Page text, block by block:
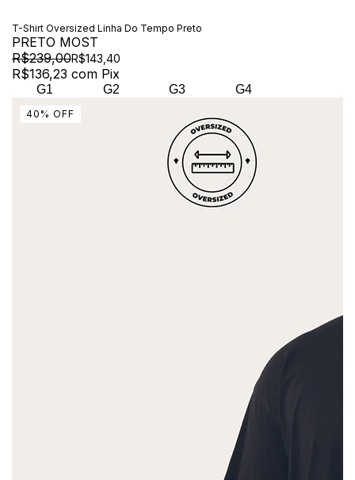
T-Shirt Oversized Linha Do Tempo Preto
PRETO MOST
R$239,00R$143,40
R$136,23 com Pix
G1 G2 G3 G4
40 % OFF